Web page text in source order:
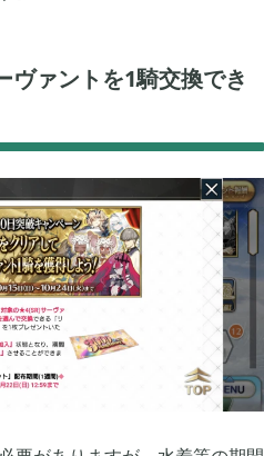
ァントを1騎交換でき
2
2